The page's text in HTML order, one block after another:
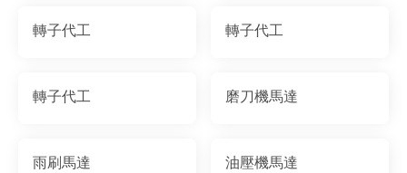
轉子代工 轉子代工
轉子代工 磨刀機馬達
雨刷馬達 油壓機馬達